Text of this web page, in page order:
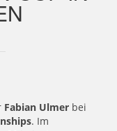
Fabian Ulmer bei
. Im